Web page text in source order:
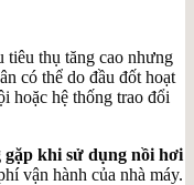
tiêu thụ tăng cao nhưng
có thể do đầu đốt hoạt
hoặc hệ thống trao đổi
khi sử dụng nồi hơi
vận hành của nhà máy.